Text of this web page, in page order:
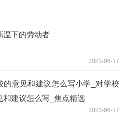
温下的劳动者
2023-06-17
的意见和建议怎么写小学_对学校
和建议怎么写_焦点精选
2023-06-17